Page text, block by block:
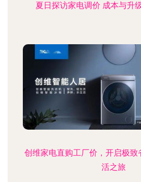
夏日探访家电调价 成本与升
创维家电直购工厂价，开启极致
活之旅